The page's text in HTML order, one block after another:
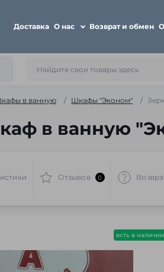
Доставка О нас Возврат и обмен
в ванную Шкафы "Эконом"
в ванную
Отзывов 0
есть в наличии